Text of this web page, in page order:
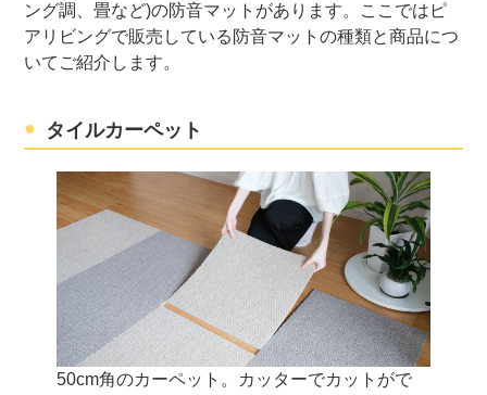
リフェイスタイ
ル
ΔLL-3
サンシンフォニ
ΔLL-6
3,850円〜
足音マット
Woody
22,000円〜
畳無音 ΔLL-7
23,100円〜
足音マット ΔLL-4
3,630円〜
ング調、畳など)の防音マットがあります。ここではピ
アリビングで販売している防音マットの種類と商品につ
いてご紹介します。
タイルカーペット
50cm角のカーペット。カッターでカットがで